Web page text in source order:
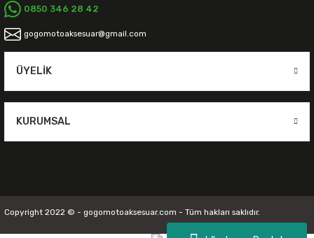
0850 346 28 42
gogomotoaksesuar@gmail.com
ÜYELIK
KURUMSAL
Copyright 2022 © - gogomotoaksesuar.com - Tüm hakları saklıdır.